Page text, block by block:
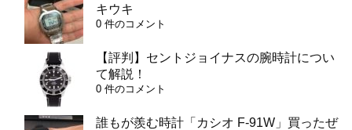
キウキ
0 件のコメント
【評判】セントジョイナスの腕時計につい
て解説！
0 件のコメント
誰もが羨む時計「カシオ F-91W」買ったぜ